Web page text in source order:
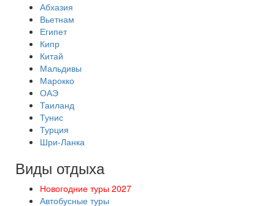
Абхазия
Вьетнам
Египет
Кипр
Китай
Мальдивы
Марокко
ОАЭ
Таиланд
Тунис
Турция
Шри-Ланка
Виды отдыха
Новогодние туры 2027
Автобусные туры